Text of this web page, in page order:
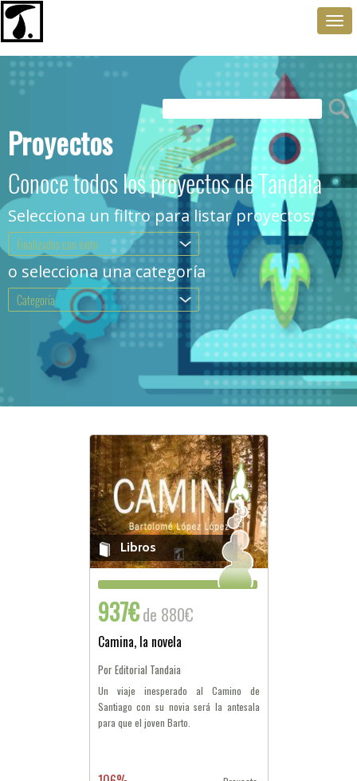
Proyectos
Conoce todos los proyectos de Tandaia
Selecciona un filtro para listar proyectos:
Finalizados con éxito .
o selecciona una categoría
Categoría .
Libros
937€de 880€
Camina, la novela
Por Editorial Tandaia
Un viaje inesperado al Camino de
Santiago con su novia será la antesala
para que el joven Barto.